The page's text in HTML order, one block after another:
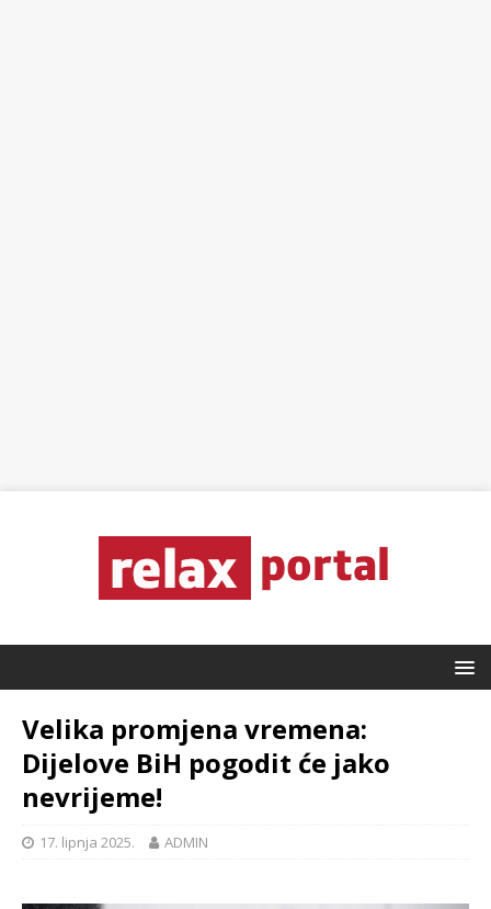
Velika promjena vremena:
Dijelove BiH pogodit će jako
nevrijeme!
17. lipnja 2025. ADMIN